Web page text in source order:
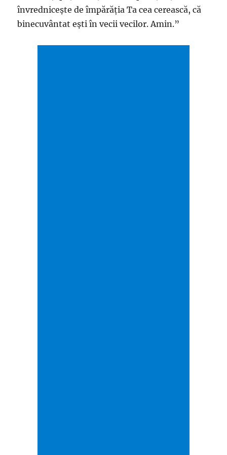
învredniceşte de împărăţia Ta cea cerească, că
binecuvântat eşti în vecii vecilor. Amin.”